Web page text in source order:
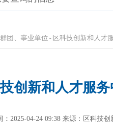
群团、事业单位 - 区科技创新和人才
创新和人才服
：2025-04-24 09:38 来源：区科技创